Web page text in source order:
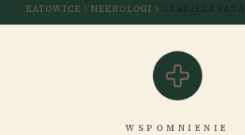
KATOWICE NEKROLOGI GABRIELA
WSPOMNIENIE